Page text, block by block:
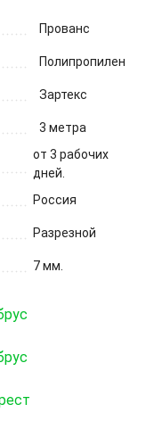
Прованс
Полипропилен
Зартекс
3 метра
от 3 рабочих
дней.
Россия
Разрезной
7 мм.